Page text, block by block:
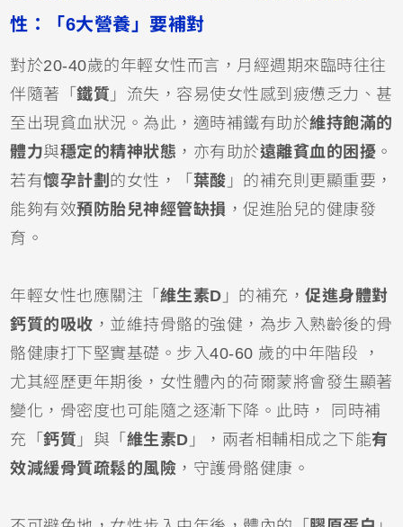
性：「6大營養」要補對
對於20-40歲的年輕女性而言，月經週期來臨時往往
伴隨著「鐵質 」流失，容易使女性感到疲憊乏力、甚
至出現貧血狀況。為此，適時補鐵有助於維持飽滿的
體力與穩定的精神狀態 ，亦有助於遠離貧血的困擾 。
若有懷孕計劃 的女性，「 葉酸 」的補充則更顯重要，
能夠有效預防胎兒神經管缺損 ，促進胎兒的健康發
育。
年輕女性也應關注「 維生素D 」的補充，促進身體對
鈣質的吸收 ，並維持骨骼的強健，為步入熟齡後的骨
骼健康打下堅實基礎。步入40-60 歲的中年階段 ，
尤其經歷更年期後，女性體內的荷爾蒙將會發生顯著
變化，骨密度也可能隨之逐漸下降。此時， 同時補
充「鈣質 」與「 維生素D 」，兩者相輔相成之下能有
效減緩骨質疏鬆的風險 ，守護骨骼健康。